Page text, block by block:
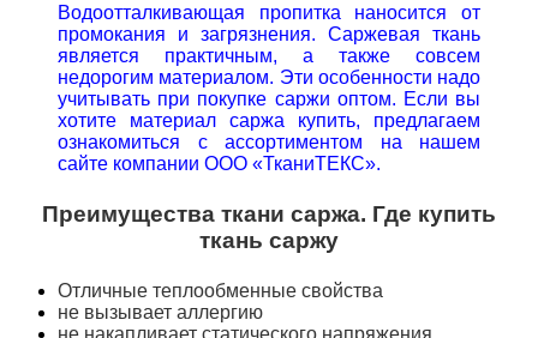
Водоотталкивающая пропитка наносится от
промокания и загрязнения. Саржевая ткань
является практичным, а также совсем
недорогим материалом. Эти особенности надо
учитывать при покупке саржи оптом. Если вы
хотите материал саржа купить, предлагаем
ознакомиться с ассортиментом на нашем
сайте компании ООО «ТканиТЕКС».
Преимущества ткани саржа. Где купить
ткань саржу
Отличные теплообменные свойства
не вызывает аллергию